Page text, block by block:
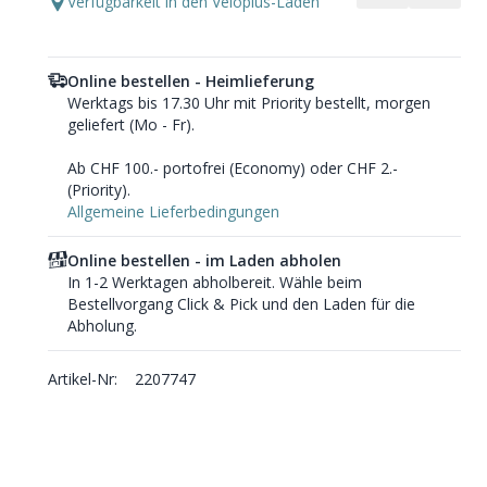
Online bestellen - Heimlieferung
Werktags bis 17.30 Uhr mit Priority bestellt, morgen
geliefert (Mo - Fr).
Ab CHF 100.- portofrei (Economy) oder CHF 2.-
(Priority).
Allgemeine Lieferbedingungen
Online bestellen - im Laden abholen
In 1-2 Werktagen abholbereit. Wähle beim
Bestellvorgang Click & Pick und den Laden für die
Abholung.
Artikel-Nr: 2207747